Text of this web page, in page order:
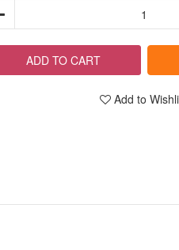
ADD TO CART
Add to